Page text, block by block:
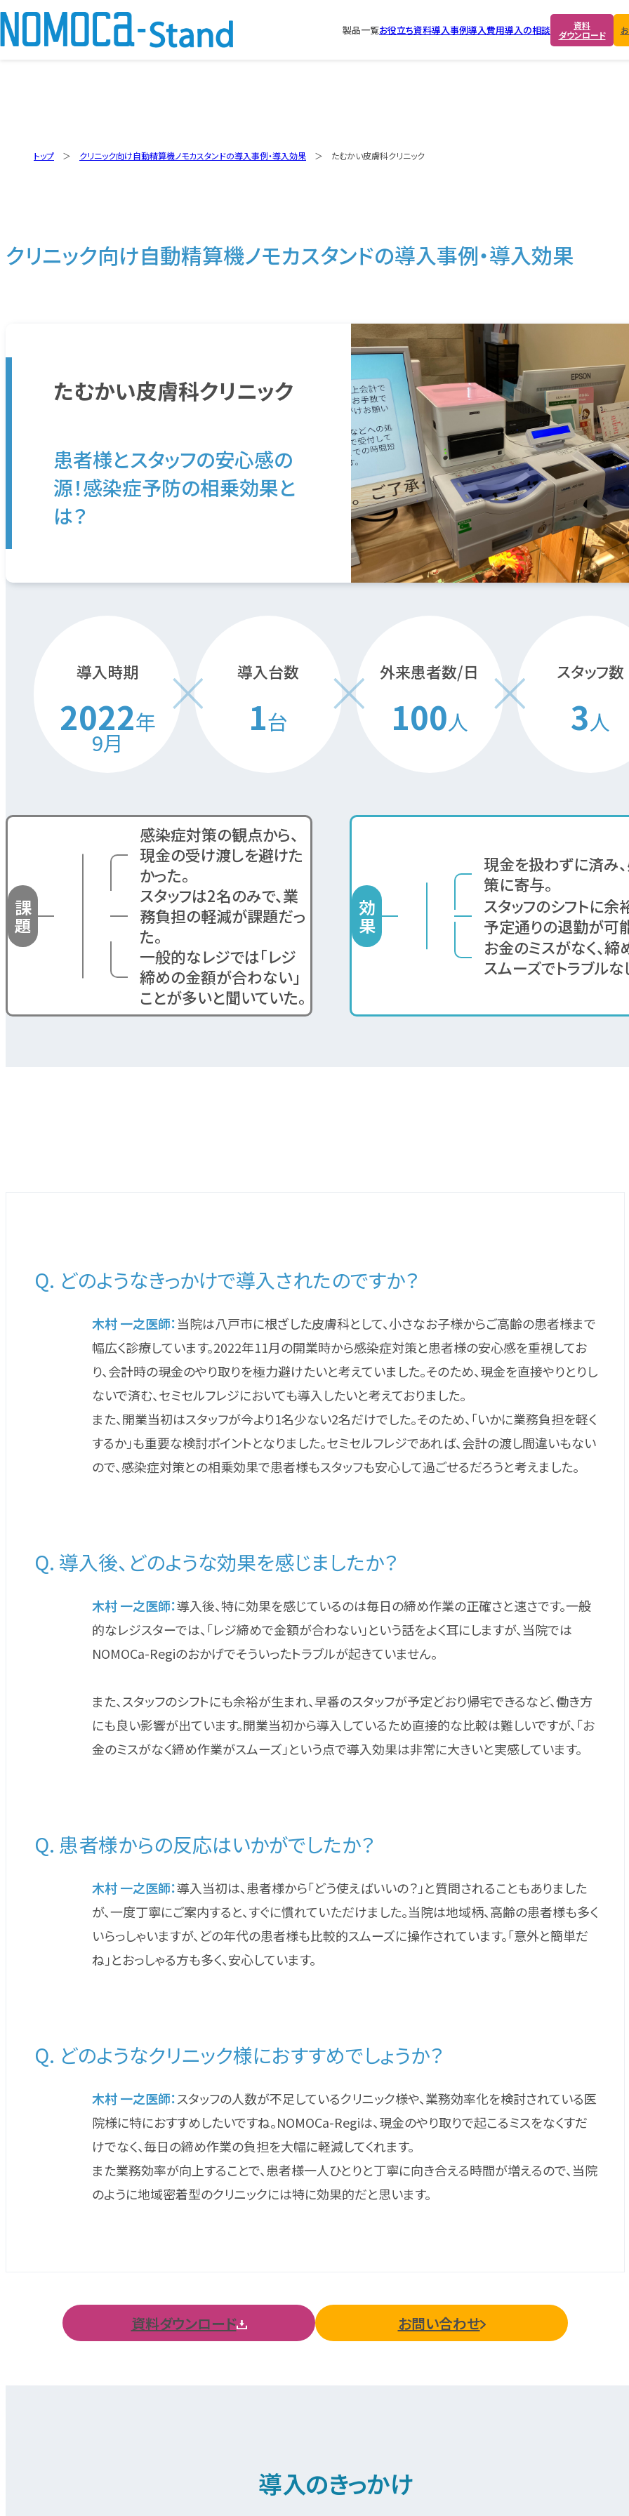
製品一覧お役立ち資料導入事例導入費用導入の相談
資料
ダウンロード
トップ クリニック向け自動精算機ノモカスタンドの導入事例・導入効果 たむかい皮膚科クリニック
クリニック向け自動精算機ノモカスタンドの導入事例・導入効果
たむかい皮膚科クリニック
患者様とスタッフの安心感の
源！感染症予防の相乗効果と
は？
導入時期
2022年
9月
導入台数
1台
外来患者数/日
100人
スタッフ数
3人
課
題
感染症対策の観点から、
現金の受け渡しを避けた
かった。
スタッフは2名のみで、業
務負担の軽減が課題だっ
た。
一般的なレジでは「レジ
締めの金額が合わない」
ことが多いと聞いていた。
効
果
現金を扱わずに済み
策に寄与。
スタッフのシフトに余
予定通りの退勤が可
お金のミスがなく、
スムーズでトラブルな
Q. どのようなきっかけで導入されたのですか？
木村 一之医師：当院は八戸市に根ざした皮膚科として、小さなお子様からご高齢の患者様まで
幅広く診療しています。2022年11月の開業時から感染症対策と患者様の安心感を重視してお
り、会計時の現金のやり取りを極力避けたいと考えていました。そのため、現金を直接やりとりし
ないで済む、セミセルフレジにおいても導入したいと考えておりました。
また、開業当初はスタッフが今より1名少ない2名だけでした。そのため、「いかに業務負担を軽く
するか」も重要な検討ポイントとなりました。セミセルフレジであれば、会計の渡し間違いもない
ので、感染症対策との相乗効果で患者様もスタッフも安心して過ごせるだろうと考えました。
Q. 導入後、どのような効果を感じましたか？
木村 一之医師：導入後、特に効果を感じているのは毎日の締め作業の正確さと速さです。一般
的なレジスターでは、「レジ締めで金額が合わない」という話をよく耳にしますが、当院では
NOMOCa-Regiのおかげでそういったトラブルが起きていません。
また、スタッフのシフトにも余裕が生まれ、早番のスタッフが予定どおり帰宅できるなど、働き方
にも良い影響が出ています。開業当初から導入しているため直接的な比較は難しいですが、「お
金のミスがなく締め作業がスムーズ」という点で導入効果は非常に大きいと実感しています。
Q. 患者様からの反応はいかがでしたか？
木村 一之医師：導入当初は、患者様から「どう使えばいいの？」と質問されることもありました
が、一度丁寧にご案内すると、すぐに慣れていただけました。当院は地域柄、高齢の患者様も多く
いらっしゃいますが、どの年代の患者様も比較的スムーズに操作されています。「意外と簡単だ
ね」とおっしゃる方も多く、安心しています。
Q. どのようなクリニック様におすすめでしょうか？
木村 一之医師：スタッフの人数が不足しているクリニック様や、業務効率化を検討されている医
院様に特におすすめしたいですね。NOMOCa-Regiは、現金のやり取りで起こるミスをなくすだ
けでなく、毎日の締め作業の負担を大幅に軽減してくれます。
また業務効率が向上することで、患者様一人ひとりと丁寧に向き合える時間が増えるので、当院
のように地域密着型のクリニックには特に効果的だと思います。
資料ダウンロード お問い合わせ
導入のきっかけ